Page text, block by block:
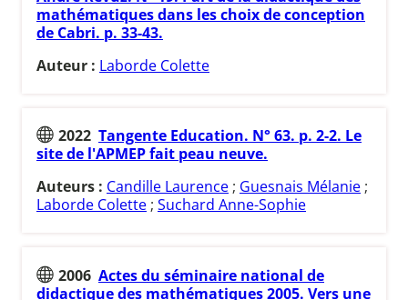
mathématiques dans les choix de conception
de Cabri. p. 33-43.
Auteur : Laborde Colette
2022 Tangente Education. N° 63. p. 2-2. Le
site de l'APMEP fait peau neuve.
Auteurs : Candille Laurence ; Guesnais Mélanie ;
Laborde Colette ; Suchard Anne-Sophie
2006 Actes du séminaire national de
didactique des mathématiques 2005. Vers une